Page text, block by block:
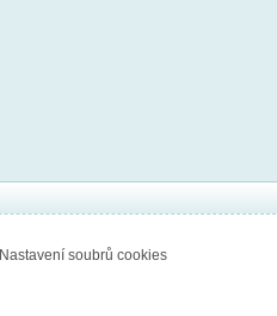
Nastavení soubrů cookies